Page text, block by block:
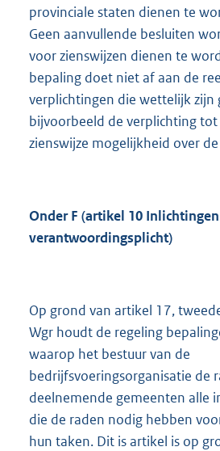
provinciale staten dienen te
Geen aanvullende besluiten
voor zienswijzen dienen te
bepaling doet niet af aan de
verplichtingen die wettelijk zijn
bijvoorbeeld de verplichting
zienswijze mogelijkheid over
Onder F (artikel 10
verantwoordingsplicht)
Op grond van artikel 17,
Wgr houdt de regeling
waarop het bestuur van de
bedrijfsvoeringsorganisatie de
deelnemende gemeenten alle
die de raden nodig hebben
hun taken. Dit is artikel is op